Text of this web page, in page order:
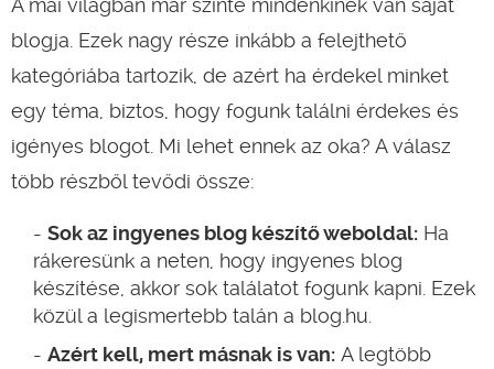
A mai világban már szinte mindenkinek van saját
blogja. Ezek nagy része inkább a felejthető
kategóriába tartozik, de azért ha érdekel minket
egy téma, biztos, hogy fogunk találni érdekes és
igényes blogot. Mi lehet ennek az oka? A válasz
több részből tevődi össze:
Sok az ingyenes blog készítő weboldal: Ha
rákeresünk a neten, hogy ingyenes blog
készítése, akkor sok találatot fogunk kapni. Ezek
közül a legismertebb talán a blog.hu.
Azért kell, mert másnak is van: A legtöbb